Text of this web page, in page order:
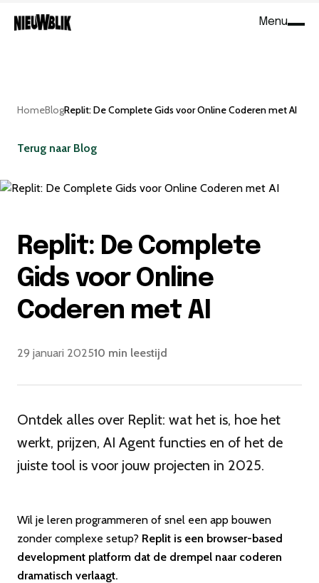
Menu
HomeBlogReplit: De Complete Gids voor Online Coderen met AI
Terug naar Blog
Replit: De Complete
Gids voor Online
Coderen met AI
29 januari 202510 min leestijd
Ontdek alles over Replit: wat het is, hoe het
werkt, prijzen, AI Agent functies en of het de
juiste tool is voor jouw projecten in 2025.
Wil je leren programmeren of snel een app bouwen
zonder complexe setup? Replit is een browser-based
development platform dat de drempel naar coderen
dramatisch verlaagt.